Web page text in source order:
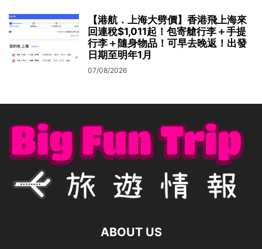
【港航．上海大劈價】香港飛上海來
回連稅$1,011起！包寄艙行李＋手提
行李＋隨身物品！可早去晚返！出發
日期至明年1月
07/08/2026
ABOUT US